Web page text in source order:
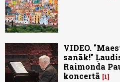
VIDEO.
sanāk!"
Raimonda
koncertā
1